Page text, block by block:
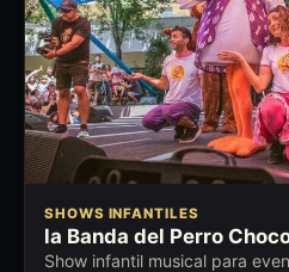
SHOWS INFANTILES
la Banda del Perro
Show infantil musical para